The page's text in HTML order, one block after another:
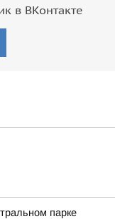
в ВКонтакте
парке